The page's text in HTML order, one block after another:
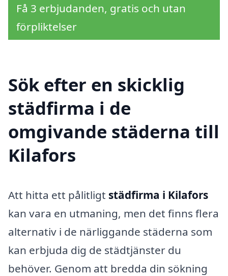
Få 3 erbjudanden, gratis och utan
förpliktelser
Sök efter en skicklig
städfirma i de
omgivande städerna till
Kilafors
Att hitta ett pålitligt städfirma i Kilafors
kan vara en utmaning, men det finns flera
alternativ i de närliggande städerna som
kan erbjuda dig de städtjänster du
behöver. Genom att bredda din sökning